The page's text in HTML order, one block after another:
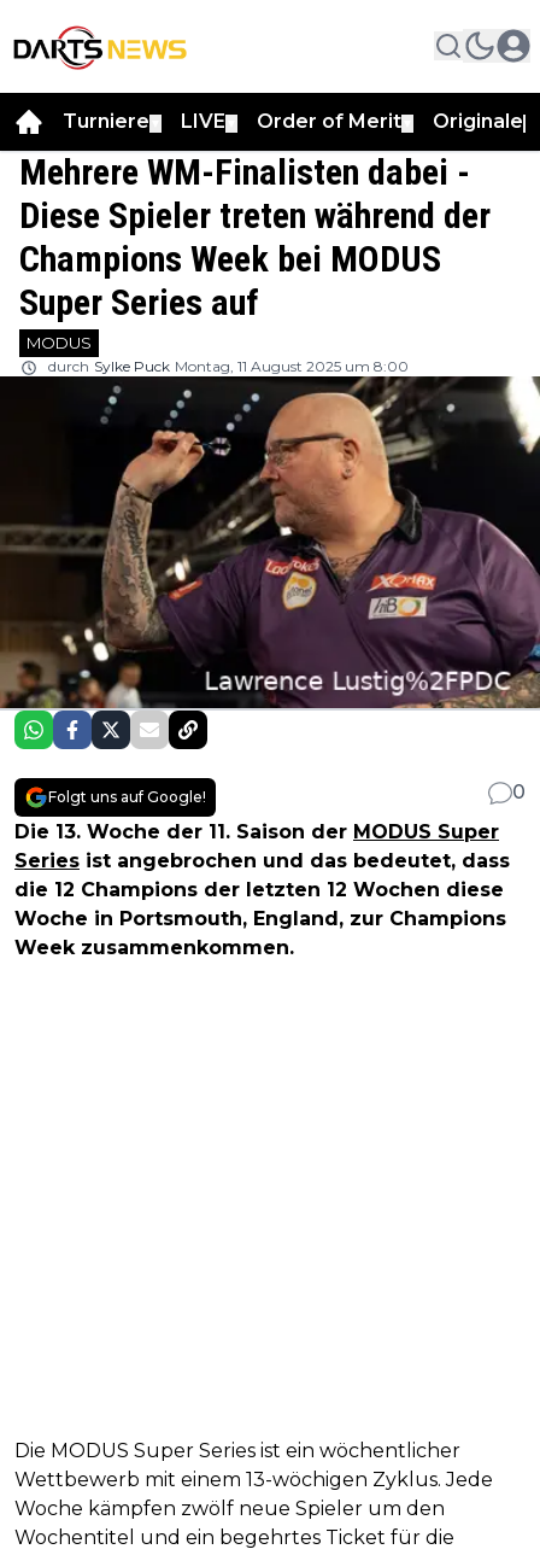
Turniere LIVE Order of Merit Originale
Mehrere WM-Finalisten dabei -
Diese Spieler treten während der
Champions Week bei MODUS
Super Series auf
MODUS
durch Sylke Puck Montag, 11 August 2025 um 8:00
Folgt uns auf Google!
0
Die 13. Woche der 11. Saison der MODUS Super
Series ist angebrochen und das bedeutet, dass
die 12 Champions der letzten 12 Wochen diese
Woche in Portsmouth, England, zur Champions
Week zusammenkommen.
Die MODUS Super Series ist ein wöchentlicher
Wettbewerb mit einem 13-wöchigen Zyklus. Jede
Woche kämpfen zwölf neue Spieler um den
Wochentitel und ein begehrtes Ticket für die